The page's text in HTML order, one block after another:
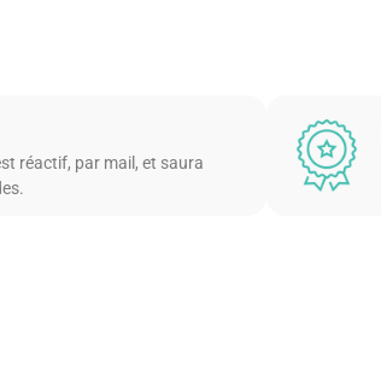
réactif, par mail, et saura